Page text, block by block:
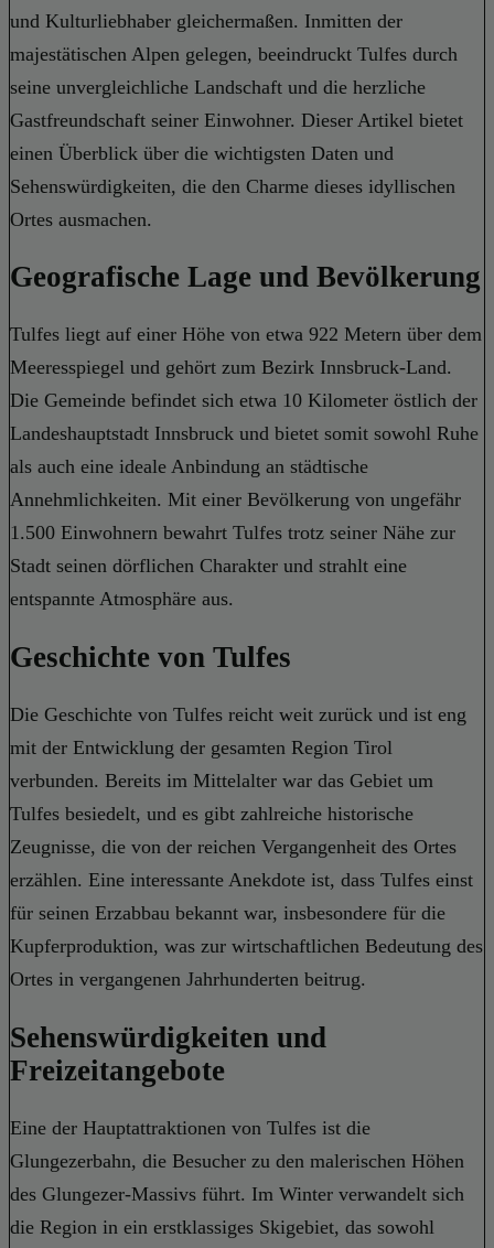
und Kulturliebhaber gleichermaßen. Inmitten der
majestätischen Alpen gelegen, beeindruckt Tulfes durch
seine unvergleichliche Landschaft und die herzliche
Gastfreundschaft seiner Einwohner. Dieser Artikel bietet
einen Überblick über die wichtigsten Daten und
Sehenswürdigkeiten, die den Charme dieses idyllischen
Ortes ausmachen.
Geografische Lage und Bevölkerung
Tulfes liegt auf einer Höhe von etwa 922 Metern über dem
Meeresspiegel und gehört zum Bezirk Innsbruck-Land.
Die Gemeinde befindet sich etwa 10 Kilometer östlich der
Landeshauptstadt Innsbruck und bietet somit sowohl Ruhe
als auch eine ideale Anbindung an städtische
Annehmlichkeiten. Mit einer Bevölkerung von ungefähr
1.500 Einwohnern bewahrt Tulfes trotz seiner Nähe zur
Stadt seinen dörflichen Charakter und strahlt eine
entspannte Atmosphäre aus.
Geschichte von Tulfes
Die Geschichte von Tulfes reicht weit zurück und ist eng
mit der Entwicklung der gesamten Region Tirol
verbunden. Bereits im Mittelalter war das Gebiet um
Tulfes besiedelt, und es gibt zahlreiche historische
Zeugnisse, die von der reichen Vergangenheit des Ortes
erzählen. Eine interessante Anekdote ist, dass Tulfes einst
für seinen Erzabbau bekannt war, insbesondere für die
Kupferproduktion, was zur wirtschaftlichen Bedeutung des
Ortes in vergangenen Jahrhunderten beitrug.
Sehenswürdigkeiten und
Freizeitangebote
Eine der Hauptattraktionen von Tulfes ist die
Glungezerbahn, die Besucher zu den malerischen Höhen
des Glungezer-Massivs führt. Im Winter verwandelt sich
die Region in ein erstklassiges Skigebiet, das sowohl